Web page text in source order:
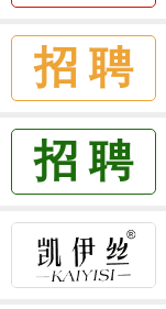
招 聘
招 聘